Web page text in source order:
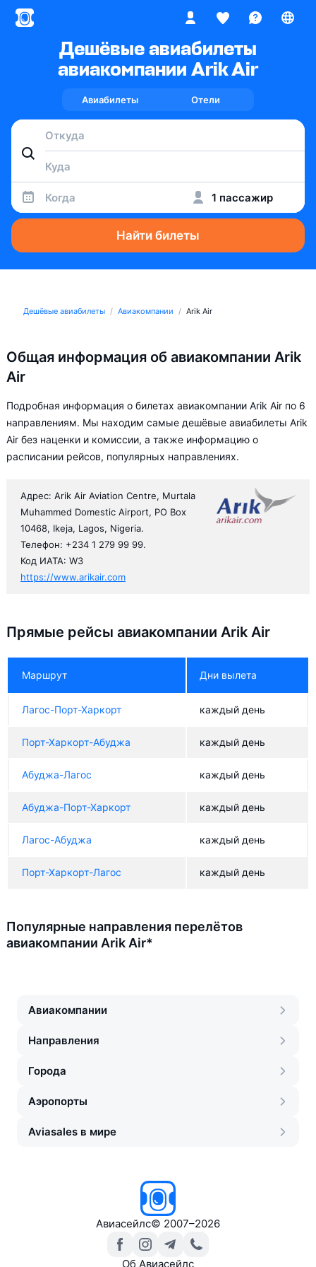
Дешёвые авиабилеты
авиакомпании Arik Air
Авиабилеты Отели
Когда 1 пассажир
Найти билеты
Дешёвые авиабилеты Авиакомпании Arik Air
Общая информация об авиакомпании Arik
Air
Подробная информация о билетах авиакомпании Arik Air по 6
направлениям. Мы находим самые дешёвые авиабилеты Arik
Air без наценки и комиссии, а также информацию о
расписании рейсов, популярных направлениях.
Адрес: Arik Air Aviation Centre, Murtala
Muhammed Domestic Airport, PO Box
10468, Ikeja, Lagos, Nigeria.
Телефон: +234 1 279 99 99.
Код ИАТА: W3
https://www.arikair.com
Прямые рейсы авиакомпании Arik Air
Маршрут Дни вылета
Лагос-Порт-Харкорт каждый день
Порт-Харкорт-Абуджа каждый день
Абуджа-Лагос каждый день
Абуджа-Порт-Харкорт каждый день
Лагос-Абуджа каждый день
Порт-Харкорт-Лагос каждый день
Популярные направления перелётов
авиакомпании Arik Air*
Авиакомпании
Направления
Города
Аэропорты
Aviasales в мире
Авиасейлс© 2007–2026
Об Авиасейлс